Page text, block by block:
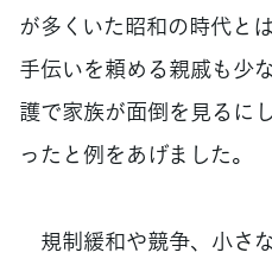
が多くいた昭和の時代と
手伝いを頼める親戚も少
護で家族が面倒を見るに
ったと例をあげました。
規制緩和や競争、小さ